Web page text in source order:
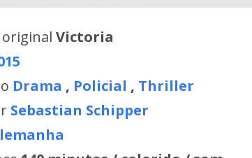
Victoria
Drama , Policial , Thriller
Sebastian Schipper